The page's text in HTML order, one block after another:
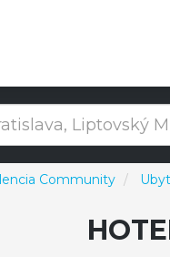
Community